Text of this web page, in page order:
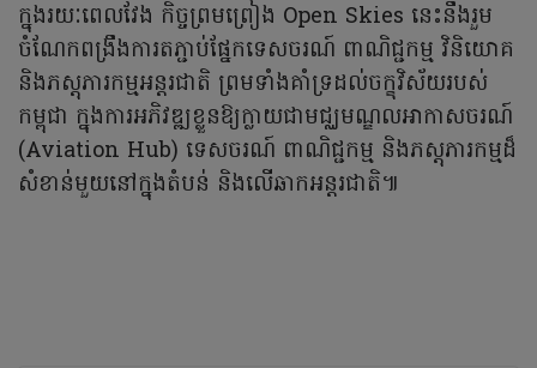
ក្នុងរយៈពេលវែង កិច្ចព្រមព្រៀង Open Skies នេះនឹងរួម
ចំណែកពង្រឹងការតភ្ជាប់ផ្នែកទេសចរណ៍ ពាណិជ្ជកម្ម វិនិយោគ
និងភស្តុភារកម្មអន្តរជាតិ ព្រមទាំងគាំទ្រដល់ចក្ខុវិស័យរបស់
កម្ពុជា ក្នុងការអភិវឌ្ឍខ្លួនឱ្យក្លាយជាមជ្ឈមណ្ឌលអាកាសចរណ៍
(Aviation Hub) ទេសចរណ៍ ពាណិជ្ជកម្ម និងភស្តុភារកម្មដ៏
សំខាន់មួយនៅក្នុងតំបន់ និងលើឆាកអន្តរជាតិ៕